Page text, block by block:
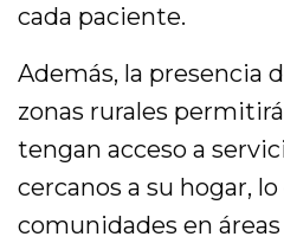
cada paciente.
Además, la presencia
zonas rurales
tengan acceso a
cercanos a su hogar,
comunidades en áreas